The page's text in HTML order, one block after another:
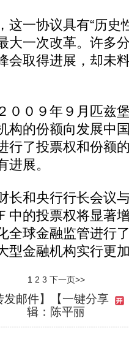
一协议具有“历史
大一次改革。许多
会取得进展，却未
０９年９月匹兹
构的份额向发展中
行了投票权和份额
进展。
和央行行长会议
中的投票权将显著
全球金融监管进行
型金融机构实行更
1 2 3 下一页>>
发邮件】
【一键分享
辑：陈平丽